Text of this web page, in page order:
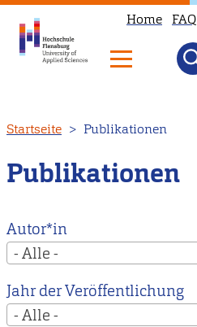
zum
Inhalt
Home FAQ
Startseite Publikationen
Publikationen
Autor*in
- Alle -
Jahr der Veröffentlichung
- Alle -